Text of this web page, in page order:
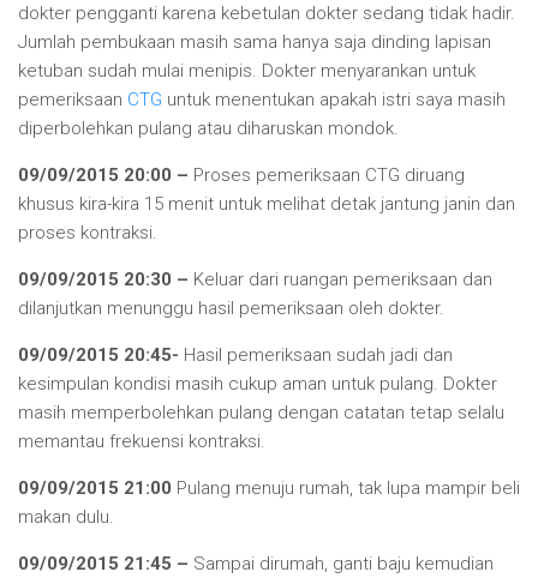
dokter pengganti karena kebetulan dokter sedang tidak hadir.
Jumlah pembukaan masih sama hanya saja dinding lapisan
ketuban sudah mulai menipis. Dokter menyarankan untuk
pemeriksaan CTG untuk menentukan apakah istri saya masih
diperbolehkan pulang atau diharuskan mondok.
09/09/2015 20:00 – Proses pemeriksaan CTG diruang
khusus kira-kira 15 menit untuk melihat detak jantung janin dan
proses kontraksi.
09/09/2015 20:30 – Keluar dari ruangan pemeriksaan dan
dilanjutkan menunggu hasil pemeriksaan oleh dokter.
09/09/2015 20:45- Hasil pemeriksaan sudah jadi dan
kesimpulan kondisi masih cukup aman untuk pulang. Dokter
masih memperbolehkan pulang dengan catatan tetap selalu
memantau frekuensi kontraksi.
09/09/2015 21:00 Pulang menuju rumah, tak lupa mampir beli
makan dulu.
09/09/2015 21:45 – Sampai dirumah, ganti baju kemudian